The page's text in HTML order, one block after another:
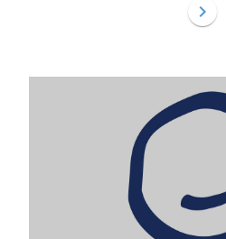
chevron_right